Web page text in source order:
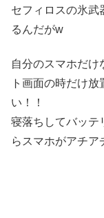
セフィロスの氷武
るんだがw
自分のスマホだけ
ト画面の時だけ
い！！
寝落ちしてバッテ
らスマホがアチア